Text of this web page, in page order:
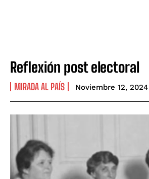
Reflexión post electoral
MIRADA AL PAÍS Noviembre 12, 2024